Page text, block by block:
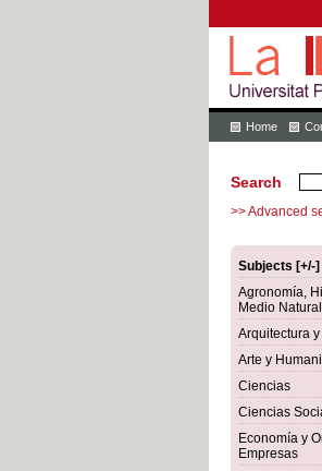
Home
Search
>> Advanced
Subjects [+/-]
Agronomía,
Medio Natural
Arquitectura
Arte y
Ciencias
Ciencias
Economía y
Empresas